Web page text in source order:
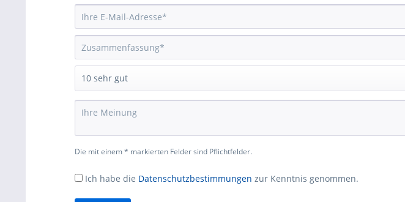
Die mit einem * markierten Felder sind Pflichtfelder.
Ich habe die Datenschutzbestimmungen zur Kenntnis genommen.